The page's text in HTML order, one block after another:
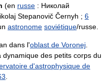
(en russe : Николай
Stepanovič Černyh ; 6
astronome soviétique/russe.
dans l'oblast de Voronej
dynamique des petits corps du
d'astrophysique de